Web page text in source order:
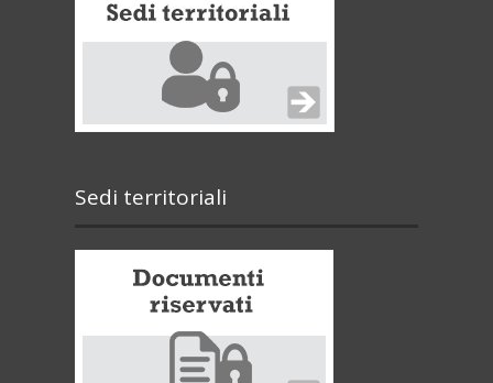
Sedi territoriali